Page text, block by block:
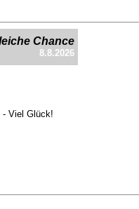
Chance
8.8.2026
- Viel Glück!